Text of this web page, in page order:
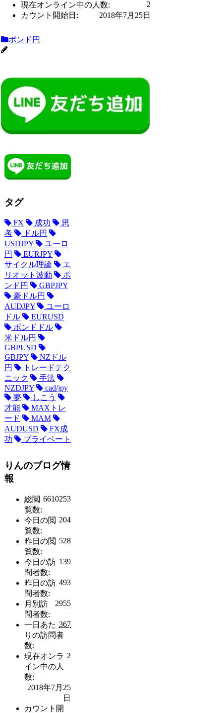
2
現在オンライン中の人数:
2018年7月25日
カウント開始日:
ポンド円
タグ
FX 成功
思
考
ドル円
USDJPY
ユーロ
円
EURJPY
サイクル理論
エ
リオット波動
ポ
ンド円
GBPJPY
豪ドル円
AUDJPY
ユーロ
ドル
EURUSD
ポンドドル
米ドル円
GBPUSD
GBJPY
NZドル
円
トレードテク
ニック
手法
NZDJPY
cad/jpy
夢
しこう
才能
MAXトレ
ード
MAM
AUDUSD
FX成
功
プライベート
りんのブログ情
報
6610253
総閲
覧数:
204
今日の閲
覧数:
528
昨日の閲
覧数:
139
今日の訪
問者数:
493
昨日の訪
問者数:
2955
月別訪
問者数:
367
一日あた
りの訪問者
数:
2
現在オンラ
イン中の人
数:
2018年7月25
日
カウント開